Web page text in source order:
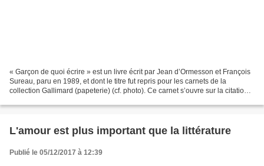
« Garçon de quoi écrire » est un livre écrit par Jean d’Ormesson et François
Sureau, paru en 1989, et dont le titre fut repris pour les carnets de la
collection Gallimard (papeterie) (cf. photo). Ce carnet s’ouvre sur la citation
L'amour est plus important que la littérature
Publié le 05/12/2017 à 12:39